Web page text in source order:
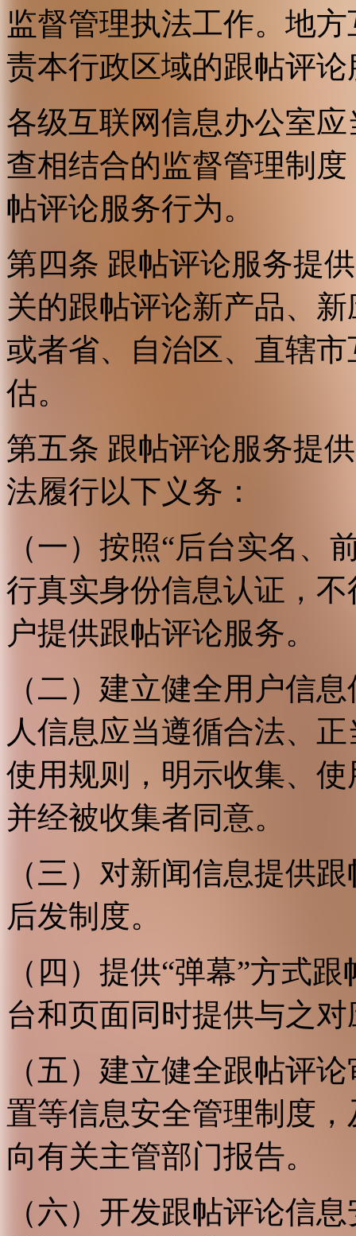
监督管理执法工作。地
责本行政区域的跟帖评
各级互联网信息办公室
查相结合的监督管理制
帖评论服务行为。
第四条 跟帖评论服务提
关的跟帖评论新产品、
或者省、自治区、直辖
估。
第五条 跟帖评论服务提
法履行以下义务：
（一）按照“后台实名、
行真实身份信息认证，
户提供跟帖评论服务。
（二）建立健全用户信
人信息应当遵循合法、
使用规则，明示收集、
并经被收集者同意。
（三）对新闻信息提供
后发制度。
（四）提供“弹幕”方式
台和页面同时提供与之
（五）建立健全跟帖评
置等信息安全管理制度
向有关主管部门报告。
（六）开发跟帖评论信